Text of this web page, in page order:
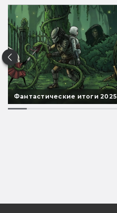
Фантастические итоги 2025